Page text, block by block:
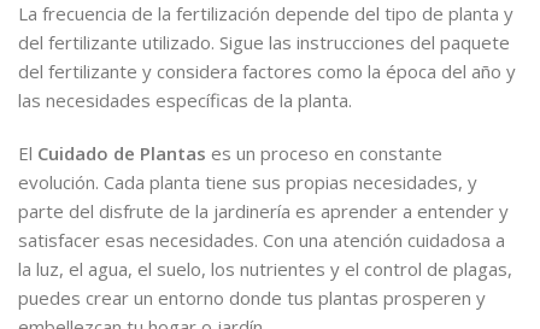
La frecuencia de la fertilización depende del tipo de planta y
del fertilizante utilizado. Sigue las instrucciones del paquete
del fertilizante y considera factores como la época del año y
las necesidades específicas de la planta.
El Cuidado de Plantas es un proceso en constante
evolución. Cada planta tiene sus propias necesidades, y
parte del disfrute de la jardinería es aprender a entender y
satisfacer esas necesidades. Con una atención cuidadosa a
la luz, el agua, el suelo, los nutrientes y el control de plagas,
puedes crear un entorno donde tus plantas prosperen y